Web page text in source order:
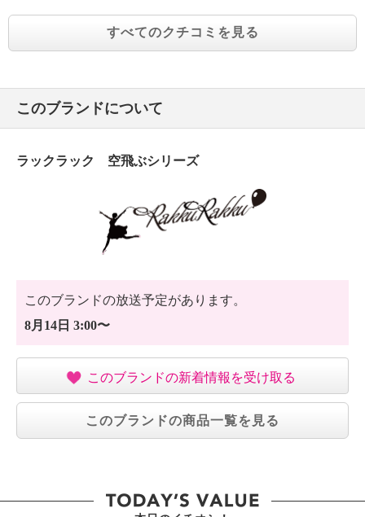
すべてのクチコミを見る
このブランドについて
ラックラック 空飛ぶシリーズ
このブランドの放送予定があります。
8月14日 3:00〜
このブランドの新着情報を受け取る
このブランドの商品一覧を見る